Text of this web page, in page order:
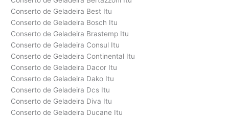
Conserto de Geladeira Best Itu
Conserto de Geladeira Bosch Itu
Conserto de Geladeira Brastemp Itu
Conserto de Geladeira Consul Itu
Conserto de Geladeira Continental Itu
Conserto de Geladeira Dacor Itu
Conserto de Geladeira Dako Itu
Conserto de Geladeira Dcs Itu
Conserto de Geladeira Diva Itu
Conserto de Geladeira Ducane Itu